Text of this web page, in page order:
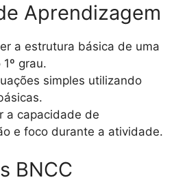
Aprendizagem
a estrutura básica de uma
grau.
simples utilizando
a capacidade de
e foco durante a atividade.
BNCC